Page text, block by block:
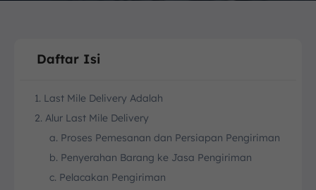
Daftar Isi
1. Last Mile Delivery Adalah
2. Alur Last Mile Delivery
a. Proses Pemesanan dan Persiapan Pengiriman
b. Penyerahan Barang ke Jasa Pengiriman
c. Pelacakan Pengiriman